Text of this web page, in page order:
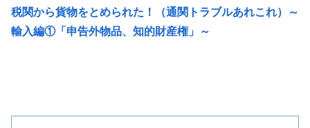
税関から貨物をとめられた！（通関トラブルあれこれ）～
輸入編①「申告外物品、知的財産権」～